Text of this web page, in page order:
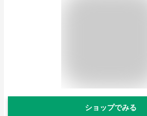
ショップでみる